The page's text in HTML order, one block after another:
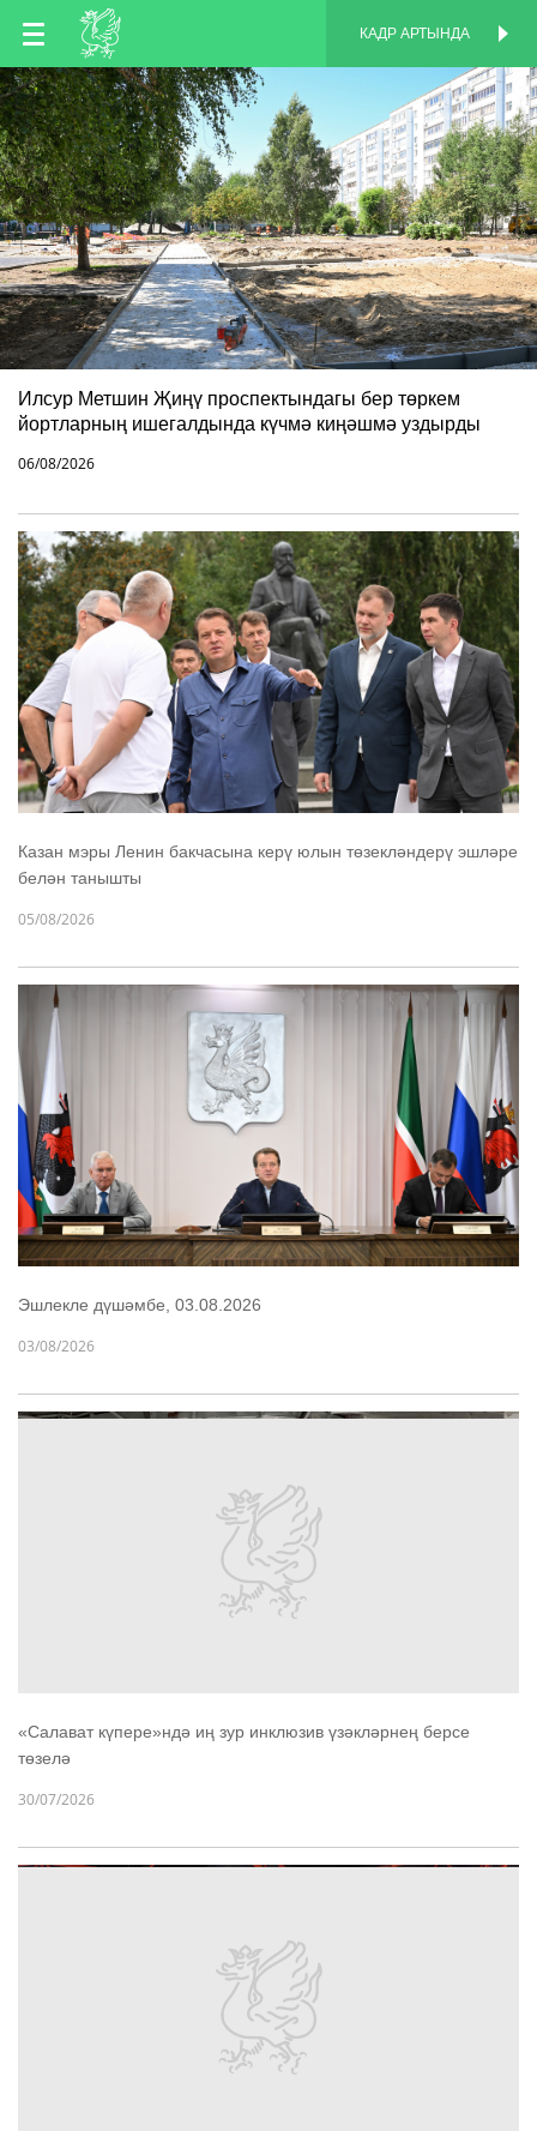
TT
EN
RU
КАДР АРТЫНДА
Илсур Метшин Җиңү проспектындагы бер төркем
йортларның ишегалдында күчмә киңәшмә уздырды
06/08/2026
Казан мэры Ленин бакчасына керү юлын төзекләндерү эшләре
белән танышты
05/08/2026
Эшлекле дүшәмбе, 03.08.2026
03/08/2026
«Салават күпере»ндә иң зур инклюзив үзәкләрнең берсе
төзелә
30/07/2026
КАДР АРТЫНДА